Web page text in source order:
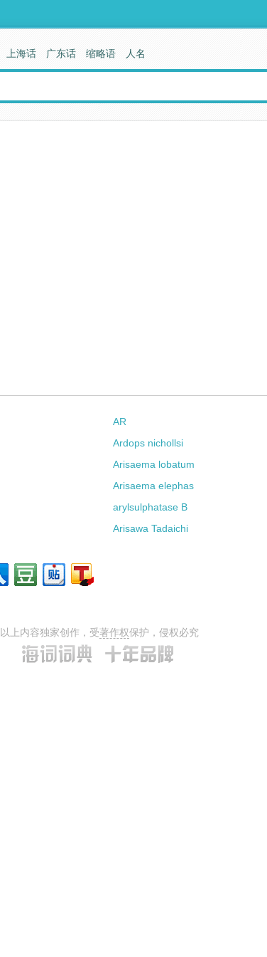
AR
Ardops nichollsi
Arisaema lobatum
Arisaema elephas
arylsulphatase B
Arisawa Tadaichi
以上内容独家创作，受著作权保护，侵权必究
上海话 广东话 缩略语 人名